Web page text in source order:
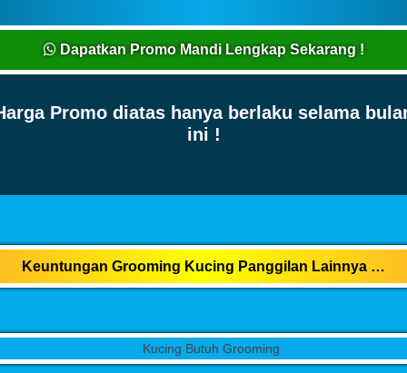
Dapatkan Promo Mandi Lengkap Sekarang !
Promo diatas hanya berlaku selama
ini !
Keuntungan Grooming Kucing Panggilan Lainnya …